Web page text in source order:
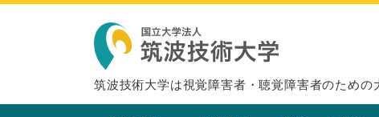
筑波技術大学は視覚障害者・聴覚障害者のための